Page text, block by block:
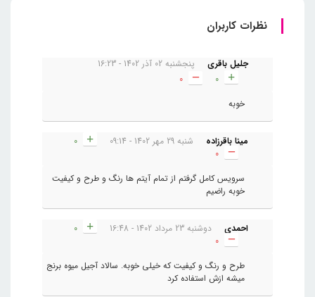
نظرات کاربران
جلیل باقری
پنجشنبه 02 آذر 1402 - 16:23
خوبه
مینا باقرزاده شنبه 29 مهر 1402 - 09:14
سرویس کامل گرفتم از تمام آیتم ها رنگ و طرح و کیفیت
خوبه راضیم
احمدی دوشنبه 23 مرداد 1402 - 16:48
طرح و رنگ و کیفیت که خیلی خوبه. سالاد آجیل میوه برنج
میشه ازش استفاده کرد